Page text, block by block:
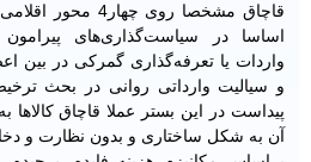
قاچاق مشخصا روی
اساسا در سیاست‌گذاری‌های پیرامون
واردات یا تعرفه‌گذاری گمرکی در بین
و سیالیت وارداتی روانی در بحث
پیداست در این بستر عملا قاچاق
آن به شکل ساختاری و بدون نظارت و